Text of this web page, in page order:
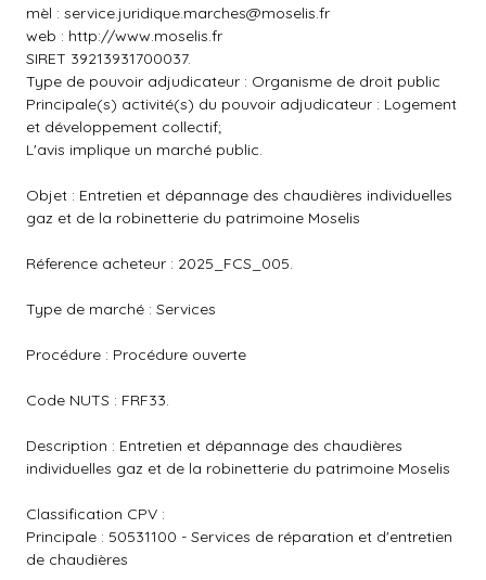
mèl : service.juridique.marches@moselis.fr
web : http://www.moselis.fr
SIRET 39213931700037.
Type de pouvoir adjudicateur : Organisme de droit public
Principale(s) activité(s) du pouvoir adjudicateur : Logement
et développement collectif;
L'avis implique un marché public.
Objet : Entretien et dépannage des chaudières individuelles
gaz et de la robinetterie du patrimoine Moselis
Réference acheteur : 2025_FCS_005.
Type de marché : Services
Procédure : Procédure ouverte
Code NUTS : FRF33.
Description : Entretien et dépannage des chaudières
individuelles gaz et de la robinetterie du patrimoine Moselis
Classification CPV :
Principale : 50531100 - Services de réparation et d'entretien
de chaudières